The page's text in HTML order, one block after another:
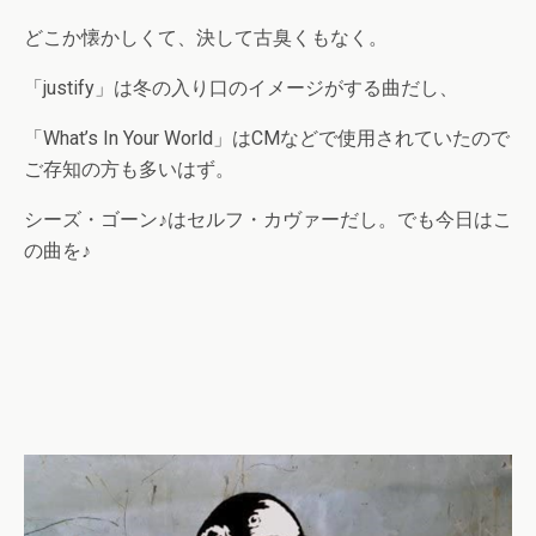
どこか懐かしくて、決して古臭くもなく。
「justify」は冬の入り口のイメージがする曲だし、
「What’s In Your World」はCMなどで使用されていたので
ご存知の方も多いはず。
シーズ・ゴーン♪はセルフ・カヴァーだし。でも今日はこ
の曲を♪